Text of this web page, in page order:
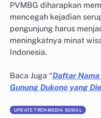
PVMBG diharapkan
mencegah kejadian
pengunjung harus
meningkatnya minat
Indonesia.
Baca Juga “Daftar Nama
Gunung Dukono yang
UPDATE TREN MEDIA SOSIAL